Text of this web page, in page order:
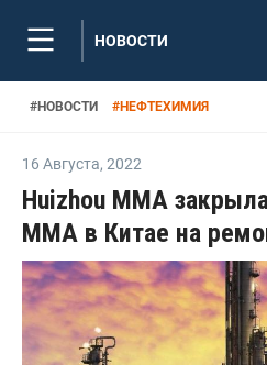
НОВОСТИ
#НОВОСТИ #НЕФТЕХИМИЯ
16 Августа, 2022
Huizhou MMA
ММА в Китае на